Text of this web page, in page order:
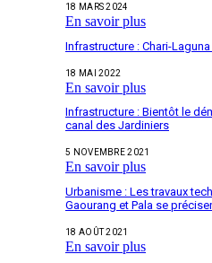
18 MARS 2024
En savoir plus
Infrastructure : Chari-
18 MAI 2022
En savoir plus
Infrastructure : Bientôt le
canal des Jardiniers
5 NOVEMBRE 2021
En savoir plus
Urbanisme : Les travaux
Gaourang et Pala se
18 AOÛT 2021
En savoir plus